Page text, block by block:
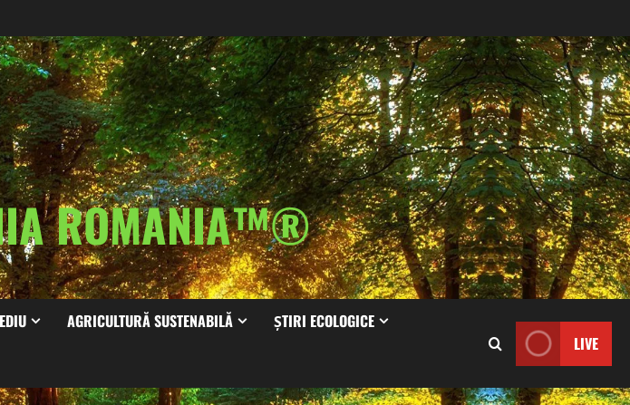
ROMANIA™®
AGRICULTURĂ SUSTENABILĂ ȘTIRI ECOLOGICE
LIVE